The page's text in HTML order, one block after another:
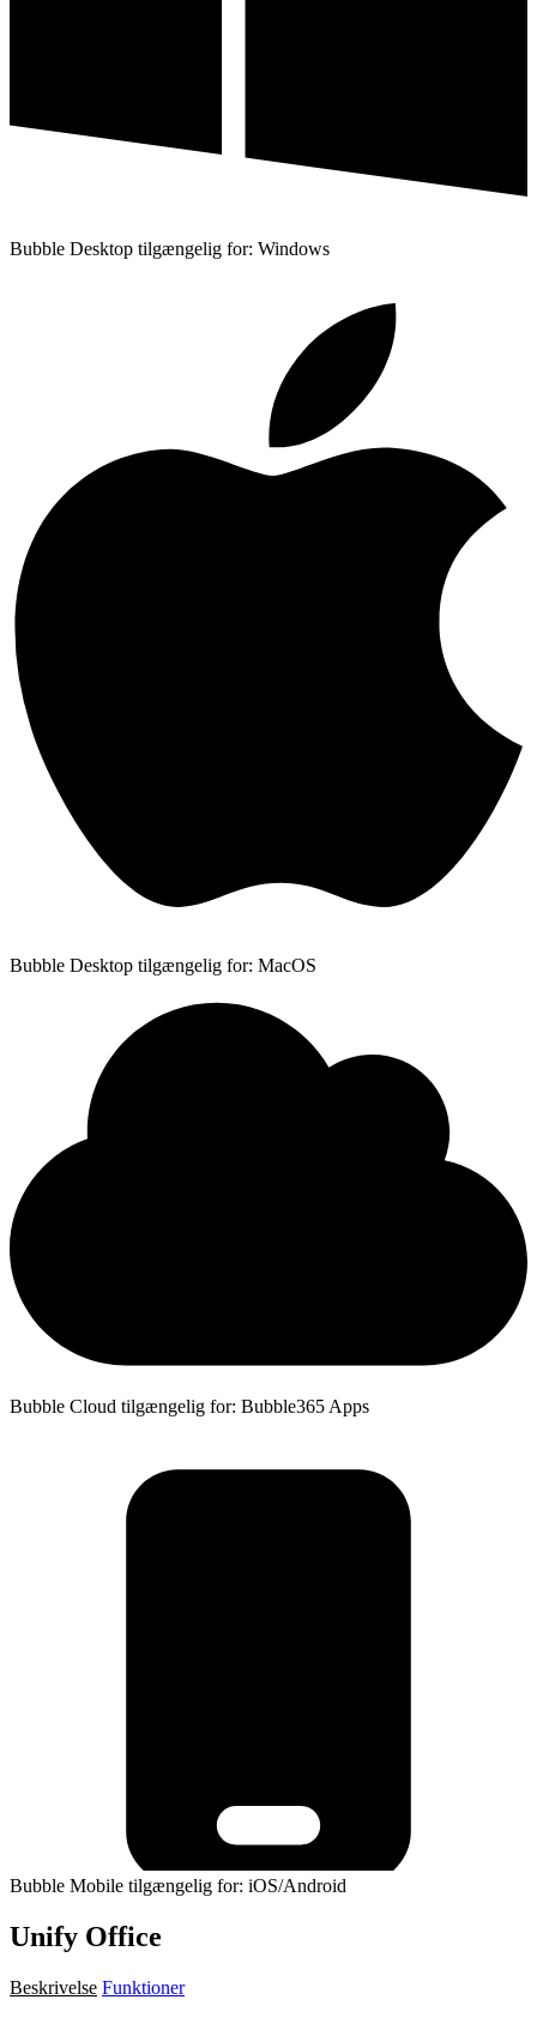
Bubble Desktop tilgængelig for: Windows
Bubble Desktop tilgængelig for: MacOS
Bubble Cloud tilgængelig for: Bubble365 Apps
Bubble Mobile tilgængelig for: iOS/Android
Unify Office
Beskrivelse Funktioner